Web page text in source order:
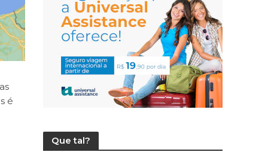
é
Que tal?